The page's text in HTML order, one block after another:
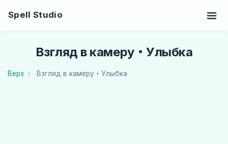
Spell Studio
Взгляд в камеру・Улыбка
Верх Взгляд в камеру・Улыбка